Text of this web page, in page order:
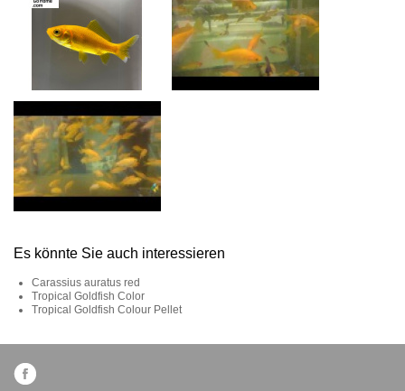
Es könnte Sie auch interessieren
Carassius auratus red
Tropical Goldfish Color
Tropical Goldfish Colour Pellet